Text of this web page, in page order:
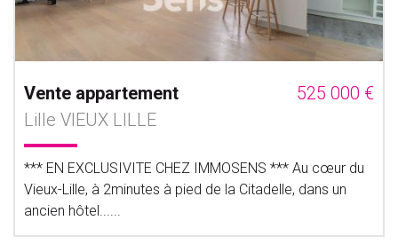
Vente appartement
525 000 €
Lille VIEUX LILLE
*** EN EXCLUSIVITE CHEZ IMMOSENS *** Au cœur du
Vieux-Lille, à 2minutes à pied de la Citadelle, dans un
ancien hôtel......